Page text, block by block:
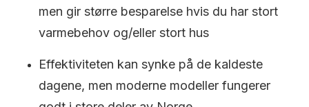
men gir større besparelse hvis du har stort
varmebehov og/eller stort hus
Effektiviteten kan synke på de kaldeste
dagene, men moderne modeller fungerer